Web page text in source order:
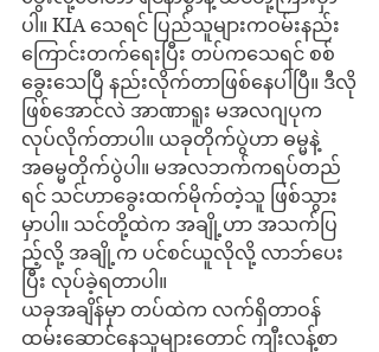
ပါ။ KIA သေရင် ပြည်သူများကဝမ်းနည်း
ကြောင်းတက်ရေးပြီး တပ်ကသေရင် စစ်
ခွေးသေပြီ နည်းလိုက်တာဖြစ်နေပါပြီ။ ဒီလို
ဖြစ်အောင်လဲ အာဏာရူး မအလဂျပုက
လုပ်လိုက်တာပါ။ ယခုတိုက်ပွဲဟာ ဓမ္မနဲ့
အဓမ္မတိုက်ပွဲပါ။ မအလဘက်ကရပ်တည်
ရင် သင်ဟာခွေးထက်မိုက်တဲ့သူ ဖြစ်သွား
မှာပါ။ သင်တို့ထဲက အချို့ဟာ အသက်ပြ
ည့်လို့ အချို့က ပင်စင်ယူလိုလို့ လာဘ်ပေး
ပြီး လုပ်ခဲ့ရတာပါ။
ယခုအချိန်မှာ တပ်ထဲက လက်ရှိတာဝန်
ထမ်းဆောင်နေသူများတောင် ကျီးလန့်စာ